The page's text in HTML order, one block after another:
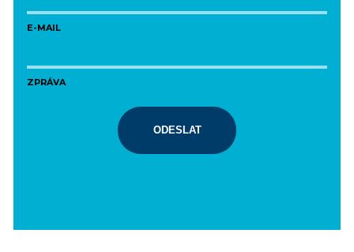
E-MAIL
ZPRÁVA
ODESLAT